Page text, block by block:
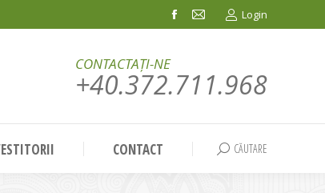
Facebook
in
window
Mail
in
window
Login
CONTACTAȚI-NE
+40.372.711.968
CONTACT Search:
CĂUTARE